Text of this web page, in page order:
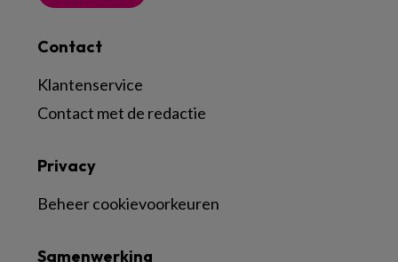
Contact
Klantenservice
Contact met de redactie
Samenwerking
Privacy
Beheer cookievoorkeuren